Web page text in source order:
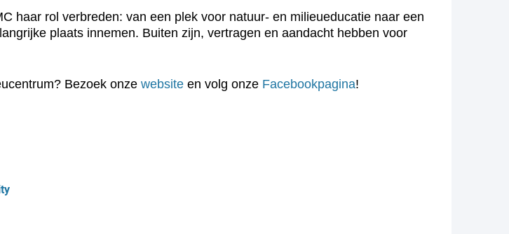
haar rol verbreden: van een plek voor natuur- en milieueducatie naar een
plaats innemen. Buiten zijn, vertragen en aandacht hebben voor
Bezoek onze website en volg onze Facebookpagina!